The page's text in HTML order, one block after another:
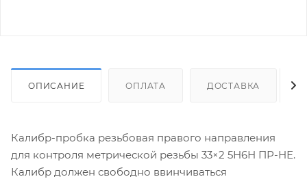
ОПИСАНИЕ ОПЛАТА ДОСТАВКА
Калибр-пробка резьбовая правого направления
для контроля метрической резьбы 33×2 5Н6Н ПР-НЕ.
Калибр должен свободно ввинчиваться